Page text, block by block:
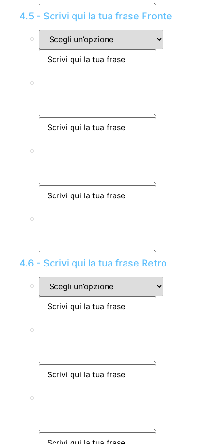
4.5 - Scrivi qui la tua frase Fronte
4.6 - Scrivi qui la tua frase Retro